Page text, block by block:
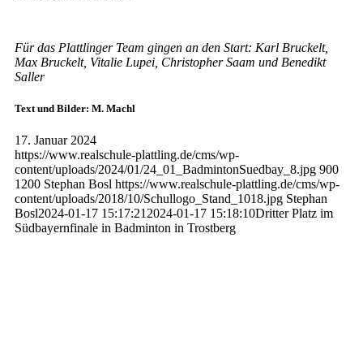
Für das Plattlinger Team gingen an den Start: Karl Bruckelt,
Max Bruckelt, Vitalie Lupei, Christopher Saam und Benedikt
Saller
Text und Bilder: M. Machl
17. Januar 2024
https://www.realschule-plattling.de/cms/wp-
content/uploads/2024/01/24_01_BadmintonSuedbay_8.jpg 900
1200 Stephan Bosl https://www.realschule-plattling.de/cms/wp-
content/uploads/2018/10/Schullogo_Stand_1018.jpg Stephan
Bosl2024-01-17 15:17:21 2024-01-17 15:18:10Dritter Platz im
Südbayernfinale in Badminton in Trostberg